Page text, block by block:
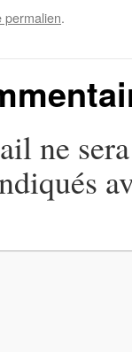
permalien.
ne